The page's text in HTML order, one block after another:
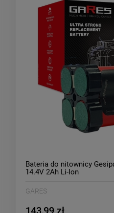
Bateria do nitownicy
14.4V 2Ah Li-Ion
GARES
143,99 zł